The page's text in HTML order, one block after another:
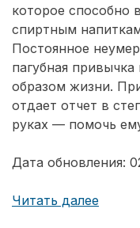
которое способно
спиртным
Постоянное
пагубная
образом жизни.
отдает отчет в
руках — помочь
Дата обновления:
Читать далее